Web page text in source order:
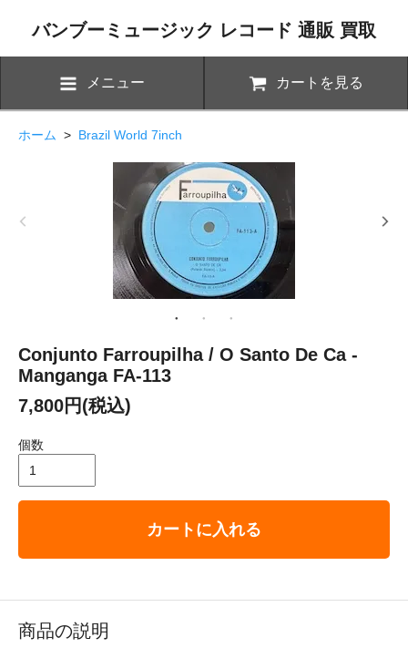
バンブーミュージック レコード 通販 買取
メニュー カートを見る
ホーム > Brazil World 7inch
Conjunto Farroupilha / O Santo De Ca -
Manganga FA-113
7,800円(税込)
個数
カートに入れる
商品の説明